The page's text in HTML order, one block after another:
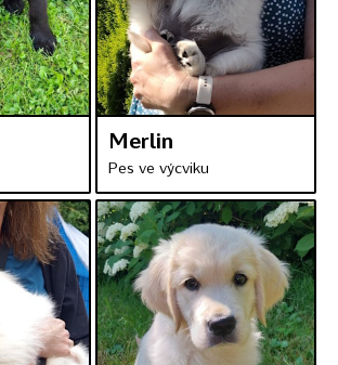
Merlin
Pes ve výcviku